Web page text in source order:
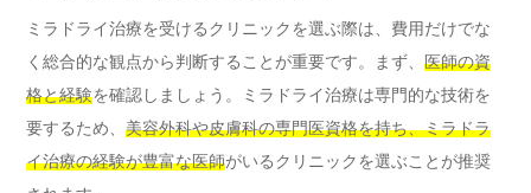
ミラドライ治療を受けるクリニックを選ぶ際は、費用だけでな
く総合的な観点から判断することが重要です。まず、 医師の資
格と経験を確認しましょう。ミラドライ治療は専門的な技術を
要するため、 美容外科や皮膚科の専門医資格を持ち、ミラドラ
イ治療の経験が豊富な医師がいるクリニックを選ぶことが推奨